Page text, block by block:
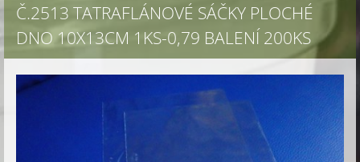
Č.2513 TATRAFLÁNOVÉ SÁČKY PLOCHÉ
DNO 10X13CM 1KS-0,79 BALENÍ 200KS